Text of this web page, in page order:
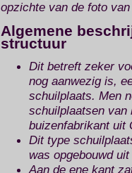
opzichte van de foto
Algemene
structuur
Dit betreft zeker
nog aanwezig is,
schuilplaats. Men
schuilplaatsen van
buizenfabrikant uit
Dit type
was opgebouwd
Aan de ene kant